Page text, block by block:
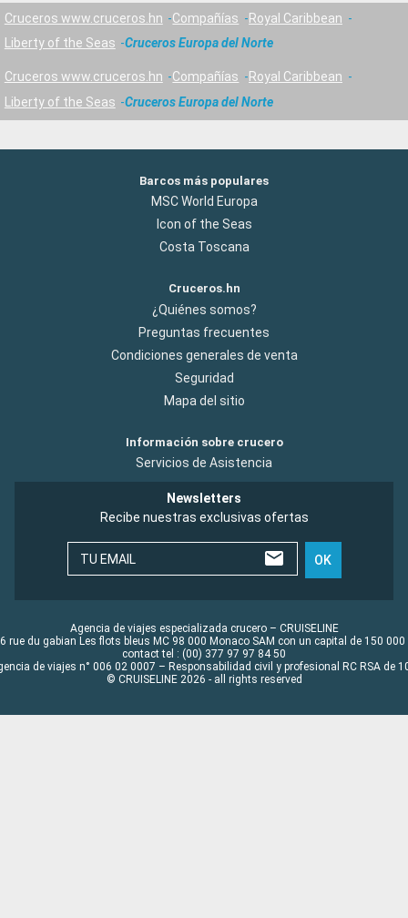
Cruceros www.cruceros.hn Compañías
Royal Caribbean
Liberty of the Seas
Cruceros Europa del Norte
Cruceros www.cruceros.hn Compañías
Royal Caribbean
Liberty of the Seas
Cruceros Europa del Norte
Barcos más populares
MSC World Europa
Icon of the Seas
Costa Toscana
Cruceros.hn
¿Quiénes somos?
Preguntas frecuentes
Condiciones generales de venta
Seguridad
Mapa del sitio
Información sobre crucero
Servicios de Asistencia
Newsletters
Recibe nuestras exclusivas ofertas
TU EMAIL OK
Agencia de viajes especializada crucero – CRUISELINE
rue du gabian Les flots bleus MC 98 000 Monaco SAM con un capital de 150 000
contact tel : (00) 377 97 97 84 50
de viajes n° 006 02 0007 – Responsabilidad civil y profesional RC RSA de
© CRUISELINE 2026 - all rights reserved